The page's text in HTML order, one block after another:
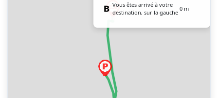
Vous êtes arrivé à votre
destination, sur la gauche
0 m